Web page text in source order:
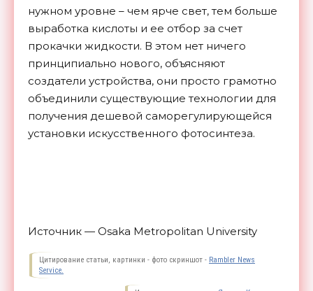
нужном уровне – чем ярче свет, тем больше
выработка кислоты и ее отбор за счет
прокачки жидкости. В этом нет ничего
принципиально нового, объясняют
создатели устройства, они просто грамотно
объединили существующие технологии для
получения дешевой саморегулирующейся
установки искусственного фотосинтеза.
Источник — Osaka Metropolitan University
Цитирование статьи, картинки - фото скриншот - Rambler News
Service.